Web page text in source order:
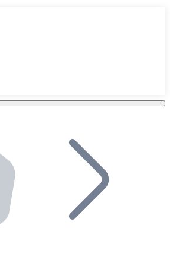
en tu plataforma.
Bitnovo en tu negocio y permite que
en tu ecosistema.
de distribuidores.